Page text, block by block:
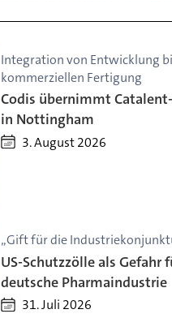
Integration von Entwicklung
kommerziellen Fertigung
Codis übernimmt
in Nottingham
3. August 2026
„Gift für die
US-Schutzzölle als Gefahr
deutsche Pharmaindustrie
31. Juli 2026